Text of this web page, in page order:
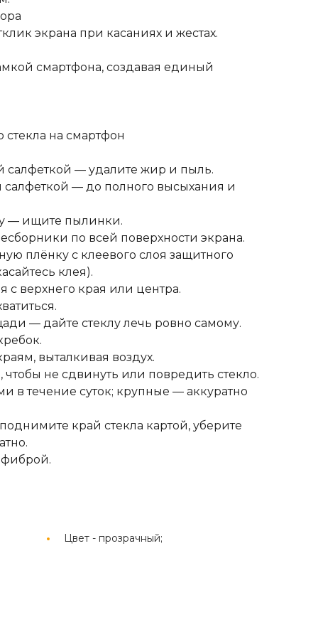
экрана при касаниях и жестах.
смартфона, создавая единый
на смартфон
салфеткой — удалите жир и пыль.
— до полного высыхания и
— ищите пылинки.
по всей поверхности экрана.
плёнку с клеевого слоя защитного
клея).
с верхнего края или центра.
— дайте стеклу лечь ровно самому.
выталкивая воздух.
не сдвинуть или повредить стекло.
в течение суток; крупные — аккуратно
край стекла картой, уберите
Цвет - прозрачный;